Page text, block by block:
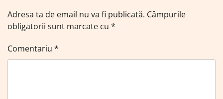
Adresa ta de email nu va fi publicată. Câmpurile
obligatorii sunt marcate cu *
Comentariu *